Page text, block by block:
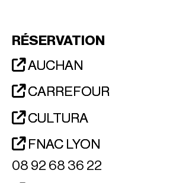
RÉSERVATION
AUCHAN
CARREFOUR
CULTURA
FNAC LYON
08 92 68 36 22